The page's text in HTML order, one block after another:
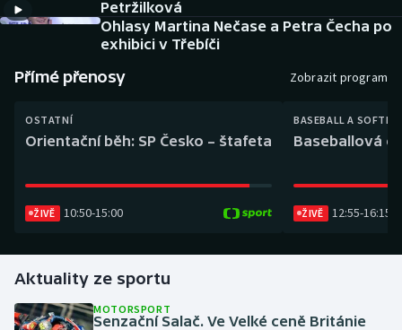
Americký fotbal
Baseball a softbal
Biatlon
Boby a skeleton
Box
Dostihy
NEPŘEHLÉDNĚTE
Aplikace ČT sport
AZ kvíz
Petržilková
Ohlasy Martina Nečase a Petra Čecha po
exhibici v Třebíči
Přímé přenosy Zobrazit program
OSTATNÍ
Orientační běh: SP Česko – štafeta
ŽIVĚ 10:50-15:00
BASEBALL A
Baseballová
ŽIVĚ 12:55-16:15
Aktuality ze sportu
MOTORSPORT
Senzační Salač. Ve Velké ceně Británie